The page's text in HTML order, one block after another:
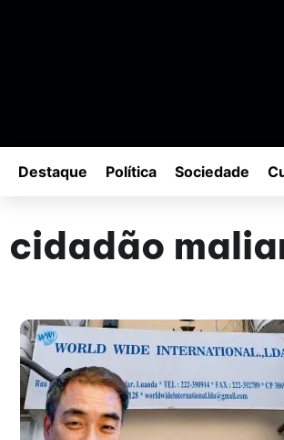
Destaque Política Sociedade
cidadão